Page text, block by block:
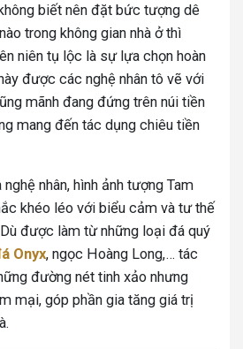
biết nên đặt bức tượng dê
trong không gian nhà ở thì
niên tụ lộc là sự lựa chọn hoàn
được các nghệ nhân tô vẽ với
mãnh đang đứng trên núi tiền
mang đến tác dụng chiêu tiền
nhân, hình ảnh tượng Tam
khéo léo với biểu cảm và tư thế
được làm từ những loại đá quý
Onyx, ngọc Hoàng Long,… tác
đường nét tinh xảo nhưng
mại, góp phần gia tăng giá trị